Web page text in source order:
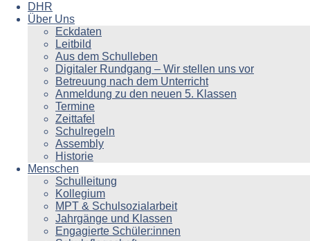
DHR
Über Uns
Eckdaten
Leitbild
Aus dem Schulleben
Digitaler Rundgang – Wir stellen uns vor
Betreuung nach dem Unterricht
Anmeldung zu den neuen 5. Klassen
Termine
Zeittafel
Schulregeln
Assembly
Historie
Menschen
Schulleitung
Kollegium
MPT & Schulsozialarbeit
Jahrgänge und Klassen
Engagierte Schüler:innen